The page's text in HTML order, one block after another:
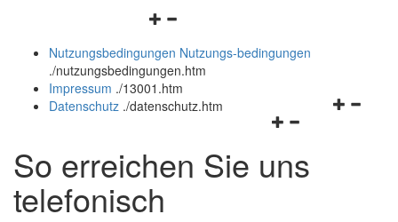
Navigationsmenü
und
schließen
Nutzungsbedingungen Nutzungs-bedingungen
./nutzungsbedingungen.htm
Impressum ./13001.htm
Navigationsmenü
und
schließen
Datenschutz ./datenschutz.htm
So erreichen Sie uns
telefonisch